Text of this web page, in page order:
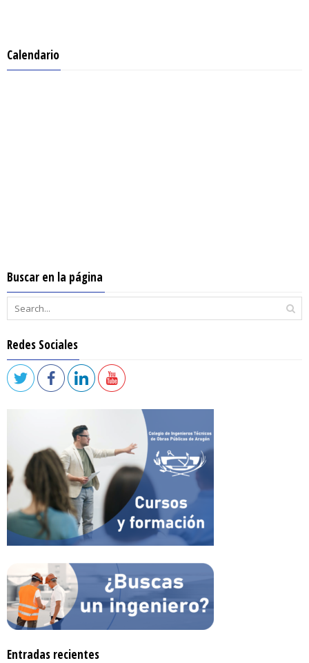
Calendario
Buscar en la página
Redes Sociales
Entradas recientes